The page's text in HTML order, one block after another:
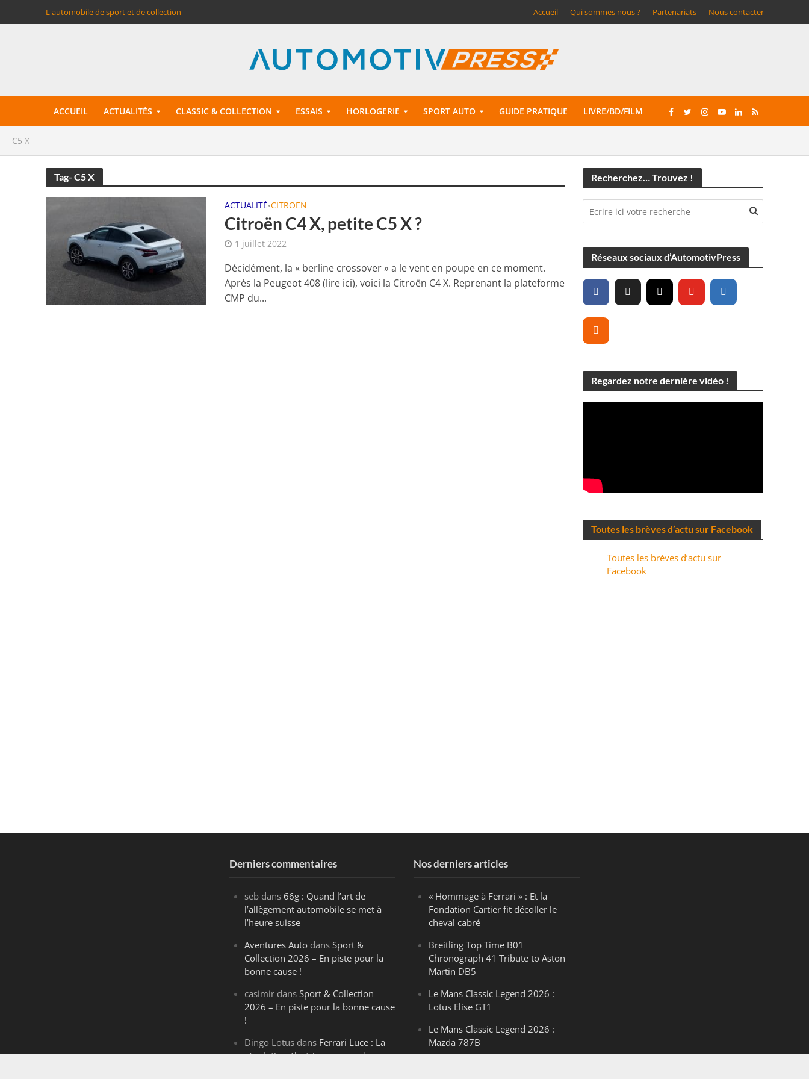
L'automobile de sport et de collection Accueil Qui sommes nous ? Partenariats Nous contacter
ACCUEIL ACTUALITÉS CLASSIC & COLLECTION ESSAIS HORLOGERIE SPORT AUTO GUIDE PRATIQUE LIVRE/BD/FILM
C5 X
Tag- C5 X
ACTUALITÉ•CITROEN
Citroën C4 X, petite C5 X ?
1 juillet 2022
Décidément, la « berline crossover » a le vent en poupe en ce moment.
Après la Peugeot 408 (lire ici), voici la Citroën C4 X. Reprenant la plateforme
CMP du...
Recherchez… Trouvez !
Réseaux sociaux d’AutomotivPress
Regardez notre dernière vidéo !
Toutes les brèves d’actu sur Facebook
Toutes les brèves d’actu sur
Facebook
Derniers commentaires
seb dans66g : Quand l’art de
l’allègement automobile se met à
l’heure suisse
Aventures Auto dansSport &
Collection 2026 – En piste pour la
bonne cause !
casimir dansSport & Collection
2026 – En piste pour la bonne cause
!
Dingo Lotus dans Ferrari Luce : La
révolution électrique venue de
Nos derniers articles
« Hommage à Ferrari » : Et la
Fondation Cartier fit décoller le
cheval cabré
Breitling Top Time B01
Chronograph 41 Tribute to Aston
Martin DB5
Le Mans Classic Legend 2026 :
Lotus Elise GT1
Le Mans Classic Legend 2026 :
Mazda 787B